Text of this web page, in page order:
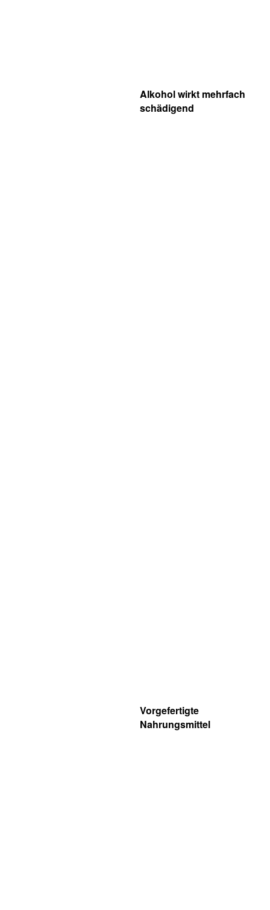
Alkohol wirkt mehrfach
schädigend
Vorgefertigte
Nahrungsmittel